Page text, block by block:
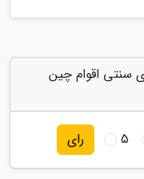
سنتی اقوام چین
5 رای